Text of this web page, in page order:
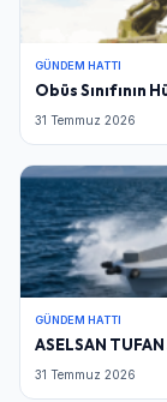
GÜNDEM HATTI
Obüs Sınıfının
31 Temmuz 2026
GÜNDEM HATTI
ASELSAN
31 Temmuz 2026